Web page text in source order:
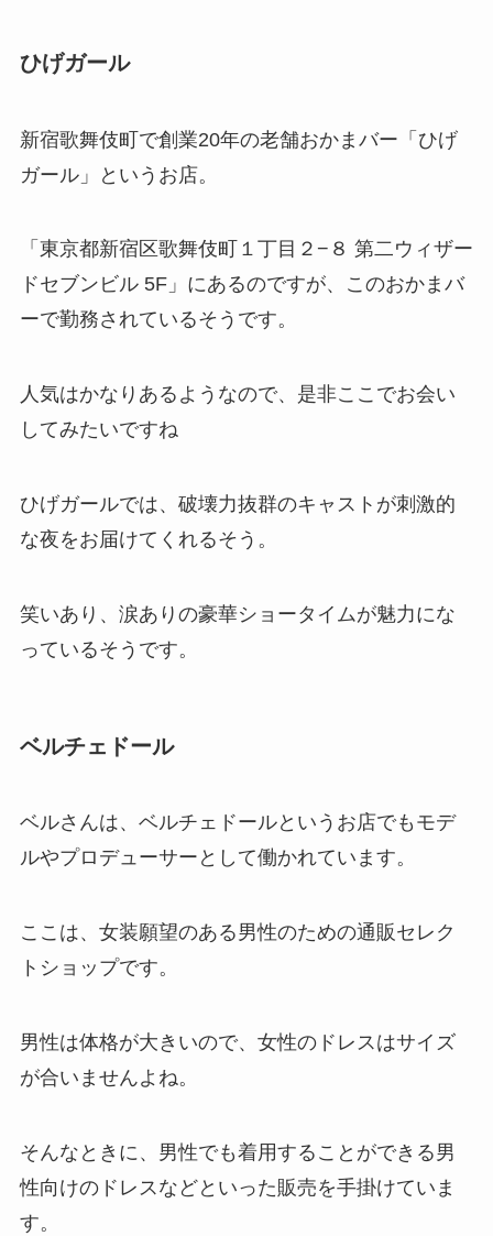
ひげガール
新宿歌舞伎町で創業20年の老舗おかまバー「ひげ
ガール」というお店。
「東京都新宿区歌舞伎町１丁目２−８ 第二ウィザー
ドセブンビル 5F」にあるのですが、このおかまバ
ーで勤務されているそうです。
人気はかなりあるようなので、是非ここでお会い
してみたいですね
ひげガールでは、破壊力抜群のキャストが刺激的
な夜をお届けてくれるそう。
笑いあり、涙ありの豪華ショータイムが魅力にな
っているそうです。
ベルチェドール
ベルさんは、ベルチェドールというお店でもモデ
ルやプロデューサーとして働かれています。
ここは、女装願望のある男性のための通販セレク
トショップです。
男性は体格が大きいので、女性のドレスはサイズ
が合いませんよね。
そんなときに、男性でも着用することができる男
性向けのドレスなどといった販売を手掛けていま
す。